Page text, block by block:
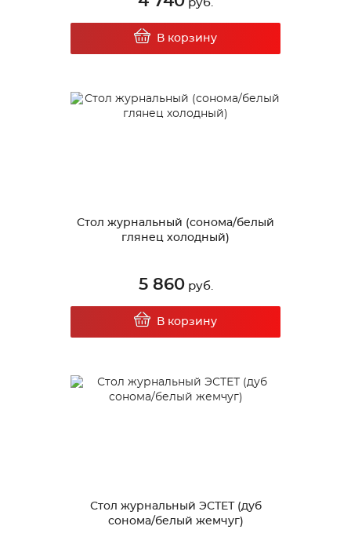
руб.
В корзину
Стол журнальный (сонома/белый
глянец холодный)
5 860руб.
В корзину
Стол журнальный ЭСТЕТ (дуб
сонома/белый жемчуг)